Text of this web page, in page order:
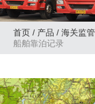
首页 / 产品 / 海关监管
船舶靠泊记录